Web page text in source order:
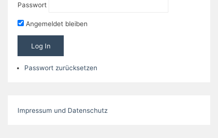
Passwort
Angemeldet bleiben
Passwort zurücksetzen
Impressum und Datenschutz